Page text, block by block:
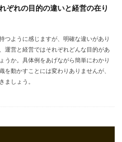
ぞれの目的の違いと経営の在り
つように感じますが、明確な違いがあり
運営と経営ではそれぞれどんな目的があ
うか。具体例をあげながら簡単にわかり
動かすことには変わりありませんが、
ましょう。